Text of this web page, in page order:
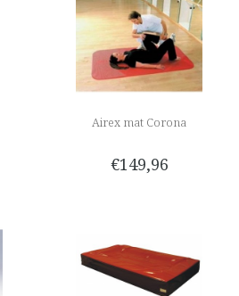
Airex mat Corona
€149,96